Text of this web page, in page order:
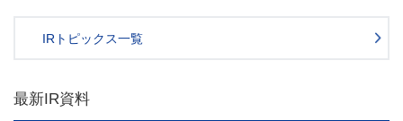
IRトピックス一覧
最新IR資料